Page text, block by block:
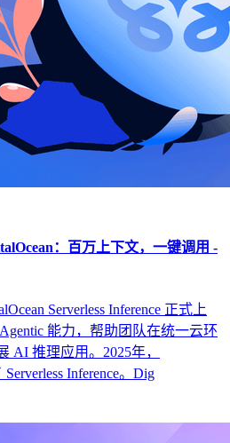
：百万上下文，一键调用 -
Serverless Inference 正式上
能力，帮助团队在统一云环
AI 推理应用。2025年，
Inference。Dig